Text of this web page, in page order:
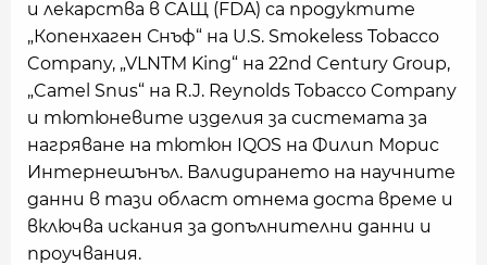
и лекарства в САЩ (FDA) са продуктите
„Копенхаген Снъф“ на U.S. Smokeless Tobacco
Company, „VLNTM King“ на 22nd Century Group,
„Camel Snus“ на R.J. Reynolds Tobacco Company
и тютюневите изделия за системата за
нагряване на тютюн IQOS на Филип Морис
Интернешънъл. Валидирането на научните
данни в тази област отнема доста време и
включва искания за допълнителни данни и
проучвания.